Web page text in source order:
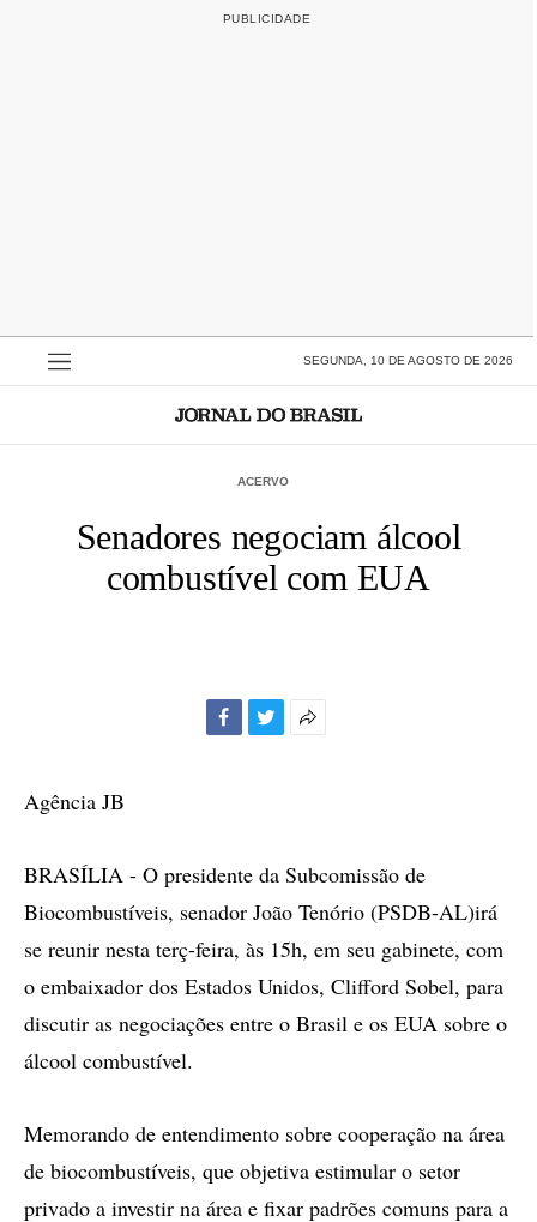
SEGUNDA, 10 DE AGOSTO DE 2026
ACERVO
Senadores negociam álcool
combustível com EUA
Agência JB
BRASÍLIA - O presidente da Subcomissão de
Biocombustíveis, senador João Tenório (PSDB-AL)irá
se reunir nesta terç-feira, às 15h, em seu gabinete, com
o embaixador dos Estados Unidos, Clifford Sobel, para
discutir as negociações entre o Brasil e os EUA sobre o
álcool combustível.
Memorando de entendimento sobre cooperação na área
de biocombustíveis, que objetiva estimular o setor
privado a investir na área e fixar padrões comuns para a